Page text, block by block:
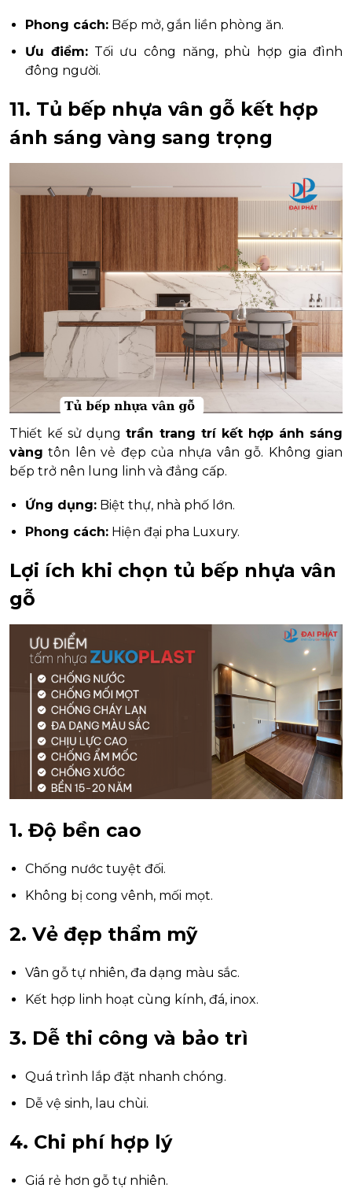
Phong cách: Bếp mở, gắn liền phòng ăn.
Ưu điểm: Tối ưu công năng, phù hợp gia đình
đông người.
11. Tủ bếp nhựa vân gỗ kết hợp
ánh sáng vàng sang trọng
Thiết kế sử dụngtrần trang trí kết hợp ánh sáng
vàng tôn lên vẻ đẹp của nhựa vân gỗ. Không gian
bếp trở nên lung linh và đẳng cấp.
Ứng dụng: Biệt thự, nhà phố lớn.
Phong cách: Hiện đại pha Luxury.
Lợi ích khi chọn tủ bếp nhựa vân
gỗ
1. Độ bền cao
Chống nước tuyệt đối.
Không bị cong vênh, mối mọt.
2. Vẻ đẹp thẩm mỹ
Vân gỗ tự nhiên, đa dạng màu sắc.
Kết hợp linh hoạt cùng kính, đá, inox.
3. Dễ thi công và bảo trì
Quá trình lắp đặt nhanh chóng.
Dễ vệ sinh, lau chùi.
4. Chi phí hợp lý
Giá rẻ hơn gỗ tự nhiên.